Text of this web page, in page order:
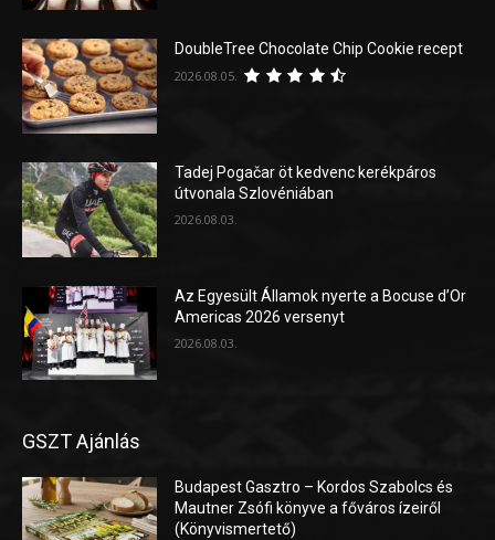
DoubleTree Chocolate Chip Cookie recept
2026.08.05.
Tadej Pogačar öt kedvenc kerékpáros
útvonala Szlovéniában
2026.08.03.
Az Egyesült Államok nyerte a Bocuse d’Or
Americas 2026 versenyt
2026.08.03.
GSZT Ajánlás
Budapest Gasztro – Kordos Szabolcs és
Mautner Zsófi könyve a főváros ízeiről
(Könyvismertető)